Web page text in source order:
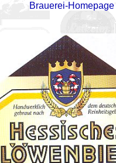
Brauerei-Homepage